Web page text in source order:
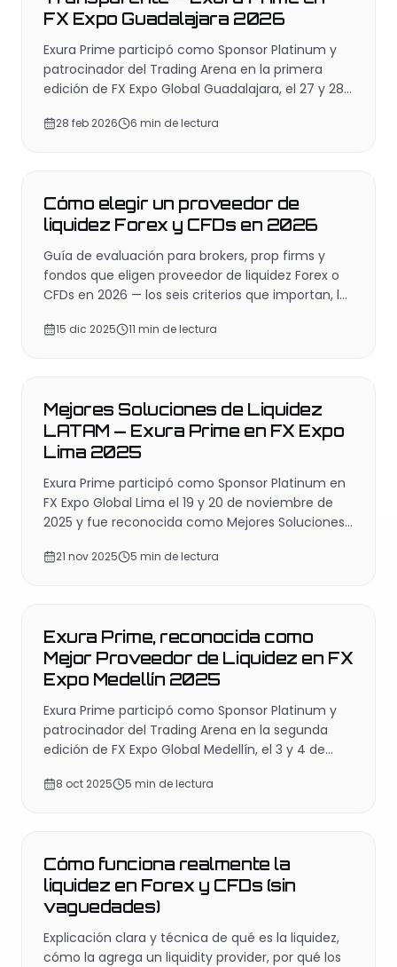
FX Expo Guadalajara 2026
Exura Prime participó como Sponsor Platinum y
patrocinador del Trading Arena en la primera
edición de FX Expo Global Guadalajara, el 27 y 28
Proveedor de Liquidez Más Transparente,
28 feb 2026 6 min de lectura
Cómo elegir un proveedor de
liquidez Forex y CFDs en 2026
Guía de evaluación para brokers, prop firms y
fondos que eligen proveedor de liquidez Forex o
CFDs en 2026 — los seis criterios que importan, las
arquetipos de proveedor que vas a encontrar.
15 dic 2025 11 min de lectura
Mejores Soluciones de Liquidez
LATAM — Exura Prime en FX Expo
Lima 2025
Exura Prime participó como Sponsor Platinum en
FX Expo Global Lima el 19 y 20 de noviembre de
2025 y fue reconocida como Mejores Soluciones
regional en dos meses.
21 nov 2025 5 min de lectura
Exura Prime, reconocida como
Mejor Proveedor de Liquidez en FX
Expo Medellín 2025
Exura Prime participó como Sponsor Platinum y
patrocinador del Trading Arena en la segunda
edición de FX Expo Global Medellín, el 3 y 4 de
Proveedor de Liquidez.
8 oct 2025 5 min de lectura
Cómo funciona realmente la
liquidez en Forex y CFDs (sin
vaguedades)
Explicación clara y técnica de qué es la liquidez,
cómo la agrega un liquidity provider, por qué los